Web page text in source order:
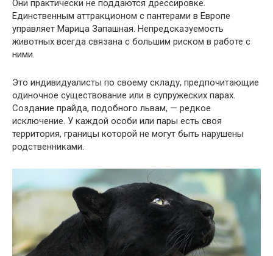
Они практически не поддаются дрессировке.
Единственным аттракционом с пантерами в Европе
управляет Марица Запашная. Непредсказуемость
животных всегда связана с большим риском в работе с
ними.
Это индивидуалисты по своему складу, предпочитающие
одиночное существование или в супружеских парах.
Создание прайда, подобного львам, — редкое
исключение. У каждой особи или пары есть своя
территория, границы которой не могут быть нарушены
родственниками.